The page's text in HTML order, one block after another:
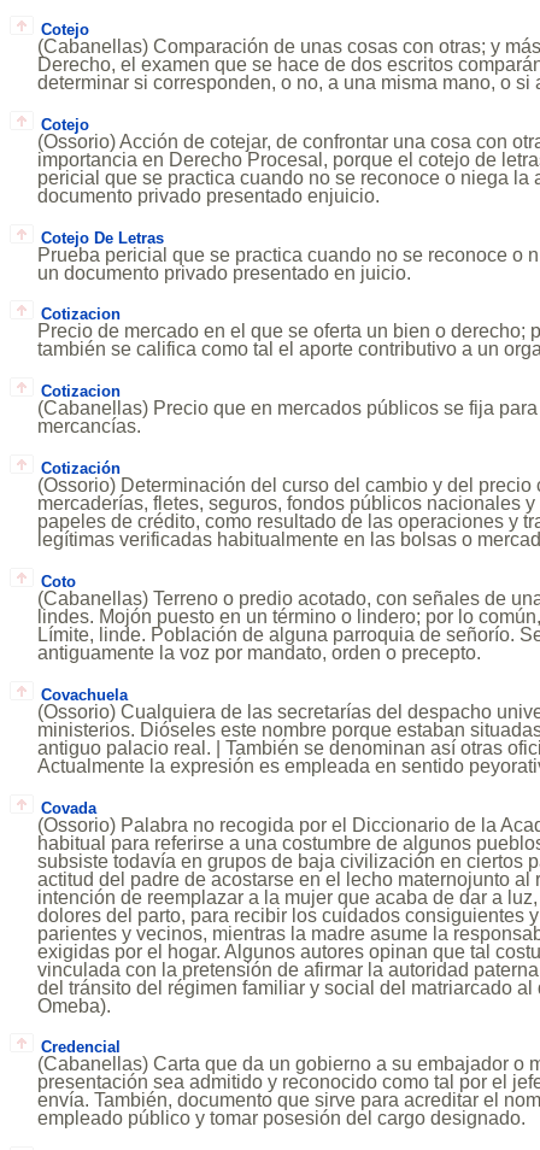
Cotejo
(Cabanellas) Comparación de unas cosas con otras; y
Derecho, el examen que se hace de dos escritos
determinar si corresponden, o no, a una misma mano, o si
Cotejo
(Ossorio) Acción de cotejar, de confrontar una cosa con
importancia en Derecho Procesal, porque el cotejo de
pericial que se practica cuando no se reconoce o niega la
documento privado presentado enjuicio.
Cotejo De Letras
Prueba pericial que se practica cuando no se reconoce o
un documento privado presentado en juicio.
Cotizacion
Precio de mercado en el que se oferta un bien o derecho;
también se califica como tal el aporte contributivo a un
Cotizacion
(Cabanellas) Precio que en mercados públicos se fija
mercancías.
Cotización
(Ossorio) Determinación del curso del cambio y del precio
mercaderías, fletes, seguros, fondos públicos nacionales
papeles de crédito, como resultado de las operaciones y
legítimas verificadas habitualmente en las bolsas o
Coto
(Cabanellas) Terreno o predio acotado, con señales de
lindes. Mojón puesto en un término o lindero; por lo
Límite, linde. Población de alguna parroquia de señorío.
antiguamente la voz por mandato, orden o precepto.
Covachuela
(Ossorio) Cualquiera de las secretarías del despacho
ministerios. Dióseles este nombre porque estaban
antiguo palacio real. | También se denominan así otras
Actualmente la expresión es empleada en sentido
Covada
(Ossorio) Palabra no recogida por el Diccionario de la
habitual para referirse a una costumbre de algunos
subsiste todavía en grupos de baja civilización en ciertos
actitud del padre de acostarse en el lecho maternojunto al
intención de reemplazar a la mujer que acaba de dar a
dolores del parto, para recibir los cuidados consiguientes
parientes y vecinos, mientras la madre asume la
exigidas por el hogar. Algunos autores opinan que tal
vinculada con la pretensión de afirmar la autoridad
del tránsito del régimen familiar y social del matriarcado al
Omeba).
Credencial
(Cabanellas) Carta que da un gobierno a su embajador o
presentación sea admitido y reconocido como tal por el
envía. También, documento que sirve para acreditar el
empleado público y tomar posesión del cargo designado.